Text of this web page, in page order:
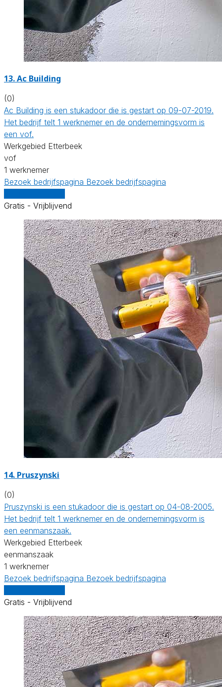
13. Ac Building
(0)
Ac Building is een stukadoor die is gestart op 09-07-2019.
Het bedrijf telt 1 werknemer en de ondernemingsvorm is
een vof.
Werkgebied Etterbeek
vof
1 werknemer
Bezoek bedrijfspagina Bezoek bedrijfspagina
Gratis - Vrijblijvend
14. Pruszynski
(0)
Pruszynski is een stukadoor die is gestart op 04-08-2005.
Het bedrijf telt 1 werknemer en de ondernemingsvorm is
een eenmanszaak.
Werkgebied Etterbeek
eenmanszaak
1 werknemer
Bezoek bedrijfspagina Bezoek bedrijfspagina
Gratis - Vrijblijvend